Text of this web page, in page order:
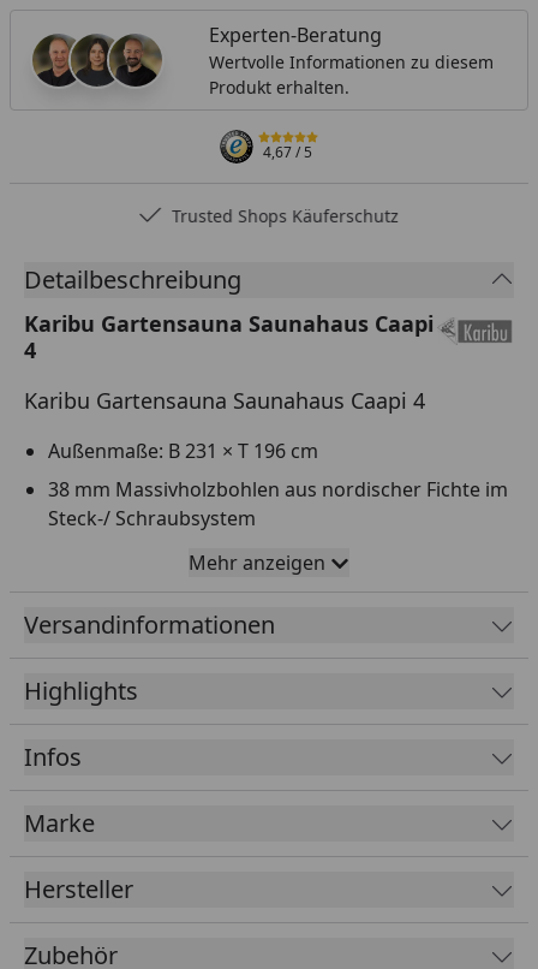
Experten-Beratung
Wertvolle Informationen zu diesem
Produkt erhalten.
4,67/ 5
Trusted Shops Käuferschutz
Detailbeschreibung
Karibu Gartensauna Saunahaus Caapi
4
Karibu Gartensauna Saunahaus Caapi 4
Außenmaße: B 231 × T 196 cm
38 mm Massivholzbohlen aus nordischer Fichte im
Steck-/ Schraubsystem
Inkl. Steuergerät-Schutzkasten (außer bei
Varianten "ohne Ofen")
Massivholzdach
Massivholzboden mit Nut und Feder,
Unterkonstruktion aus imprägnierten
Bodenbalken
Klarglas Saunatür mit Einscheibensicherheitsglas
Inkl. Ofenschutzgitter
Lieferung ohne gedämmte Zwischendecke / max.
Temperatur 75°-100°C
Die Montage der Fühlerleitungen/Silikonkabel
erfolgt im sichtbaren Bereich. Kabelkanäle sind
optional erhältlich (siehe Reiter "Zubehör")
Mehr anzeigen
Versandinformationen
Highlights
Infos
Marke
Hersteller
Zubehör